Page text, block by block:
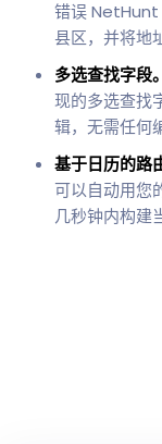
错误 NetHunt
县区，并将地
多选查找字段。
现的多选查找
辑，无需任何
基于日历的路
可以自动用您
几秒钟内构建